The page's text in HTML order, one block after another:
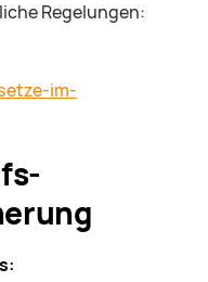
Regelungen:
im-